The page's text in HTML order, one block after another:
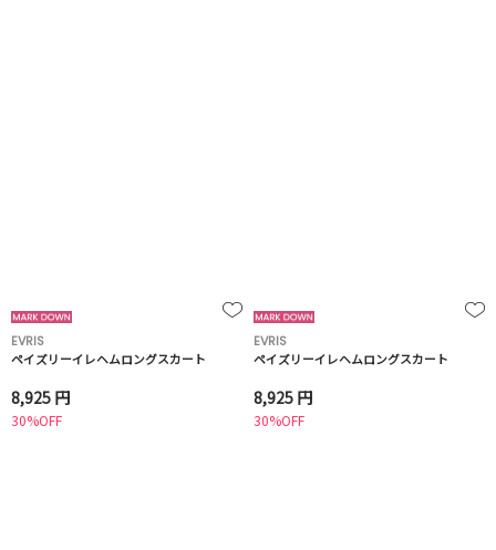
EVRIS
ペイズリーイレヘムロングスカート
8,925 円
30%OFF
EVRIS
ペイズリーイレヘムロングスカート
8,925 円
30%OFF